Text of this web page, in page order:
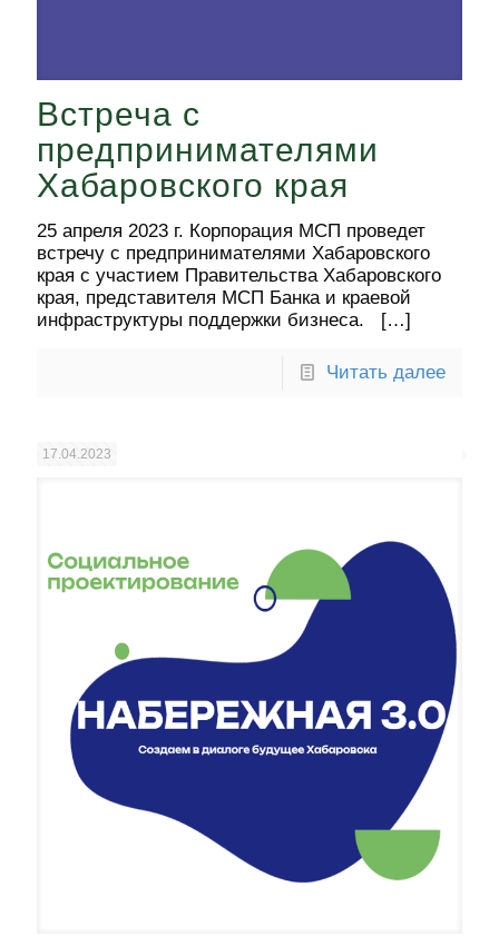
Встреча с
предпринимателями
Хабаровского края
25 апреля 2023 г. Корпорация МСП проведет
встречу с предпринимателями Хабаровского
края с участием Правительства Хабаровского
края, представителя МСП Банка и краевой
инфраструктуры поддержки бизнеса.
[…]
Читать далее
17.04.2023